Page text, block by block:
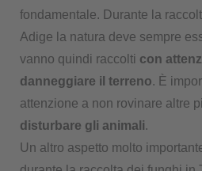
fondamentale. Durante la
Adige la natura deve sempre
vanno quindi raccolti con
danneggiare il terreno. È
attenzione a non rovinare altre
disturbare gli animali.
Un altro aspetto molto